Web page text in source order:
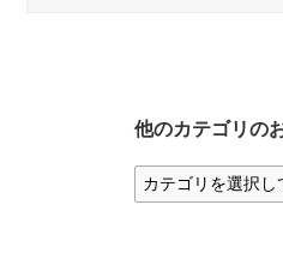
他のカテゴリの